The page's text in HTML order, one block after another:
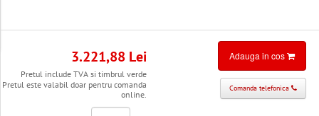
3.221,88 Lei
Pretul include TVA si timbrul verde
Pretul este valabil doar pentru comanda
online.
Adauga in cos
Comanda telefonica